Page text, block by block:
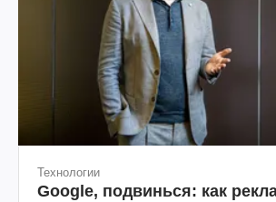
Технологии
Google, подвинься: как